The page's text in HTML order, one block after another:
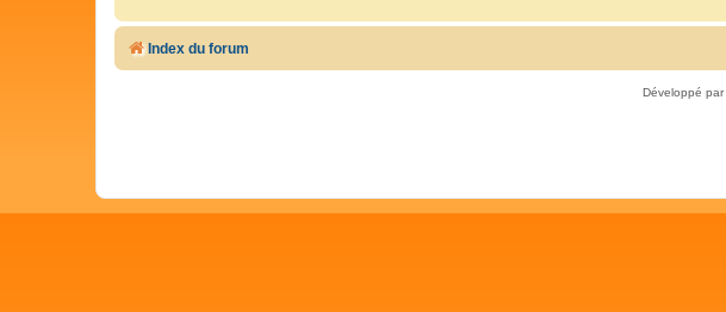
Index du forum
Développé par